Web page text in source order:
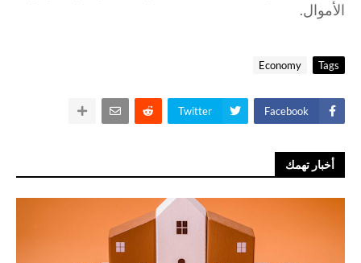
الأموال.
Tags
Economy
Facebook
Twitter
أخبار تهمك